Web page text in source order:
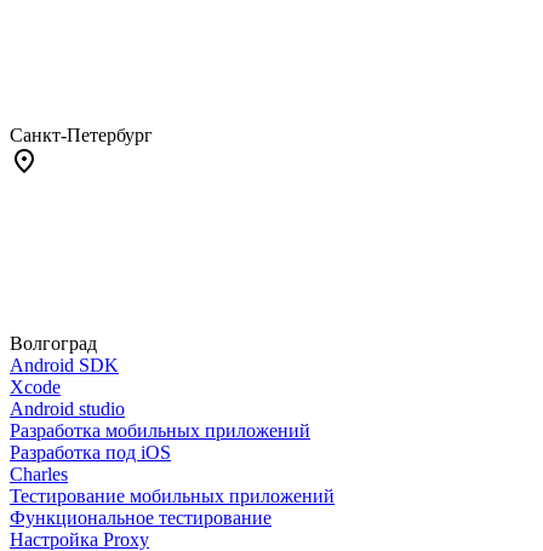
Санкт-Петербург
Волгоград
Android SDK
Xcode
Android studio
Разработка мобильных приложений
Разработка под iOS
Charles
Тестирование мобильных приложений
Функциональное тестирование
Настройка Proxy